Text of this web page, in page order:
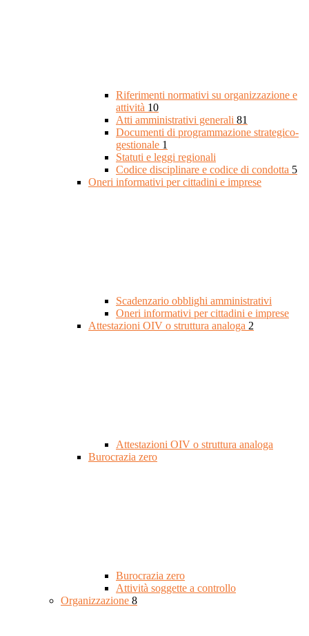
Riferimenti normativi su organizzazione e
attività 10
Atti amministrativi generali 81
Documenti di programmazione strategico-
gestionale 1
Statuti e leggi regionali
Codice disciplinare e codice di condotta 5
Oneri informativi per cittadini e imprese
Scadenzario obblighi amministrativi
Oneri informativi per cittadini e imprese
Attestazioni OIV o struttura analoga 2
Attestazioni OIV o struttura analoga
Burocrazia zero
Burocrazia zero
Attività soggette a controllo
Organizzazione 8